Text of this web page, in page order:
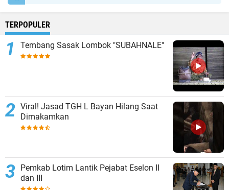
TERPOPULER
Tembang Sasak Lombok "SUBAHNALE"
Viral! Jasad TGH L Bayan Hilang Saat
Dimakamkan
Pemkab Lotim Lantik Pejabat Eselon II
dan III